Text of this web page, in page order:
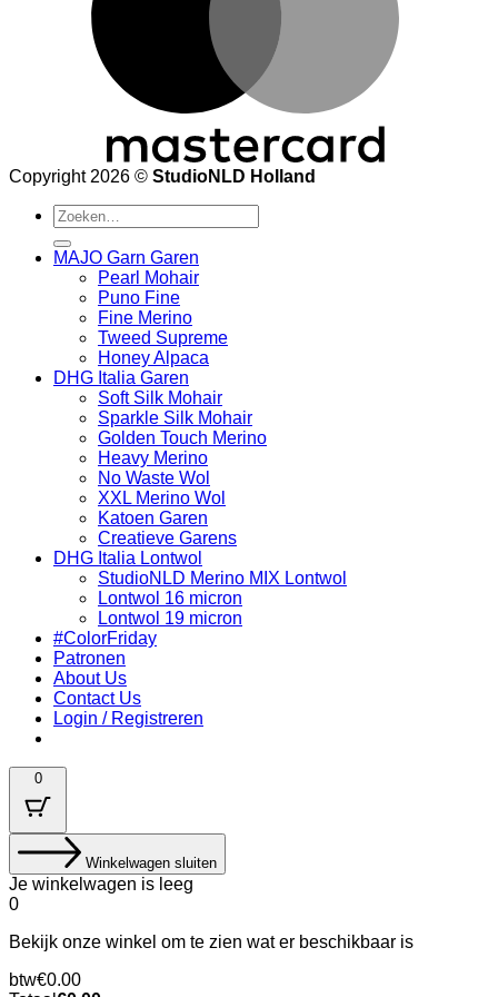
Copyright 2026 © StudioNLD Holland
Zoeken
naar:
MAJO Garn Garen
Pearl Mohair
Puno Fine
Fine Merino
Tweed Supreme
Honey Alpaca
DHG Italia Garen
Soft Silk Mohair
Sparkle Silk Mohair
Golden Touch Merino
Heavy Merino
No Waste Wol
XXL Merino Wol
Katoen Garen
Creatieve Garens
DHG Italia Lontwol
StudioNLD Merino MIX Lontwol
Lontwol 16 micron
Lontwol 19 micron
#ColorFriday
Patronen
About Us
Contact Us
Login / Registreren
0
Winkelwagen sluiten
Je winkelwagen is leeg
0
Bekijk onze winkel om te zien wat er beschikbaar is
Belastingbedrag:
btw€0.00